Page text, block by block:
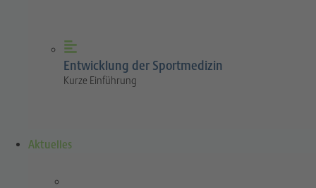
Entwicklung der Sportmedizin
Kurze Einführung
Aktuelles